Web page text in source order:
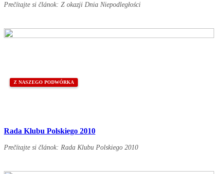
Prečítajte si článok: Z okazji Dnia Niepodległości
Z NASZEGO PODWÓRKA
Rada Klubu Polskiego 2010
Prečítajte si článok: Rada Klubu Polskiego 2010